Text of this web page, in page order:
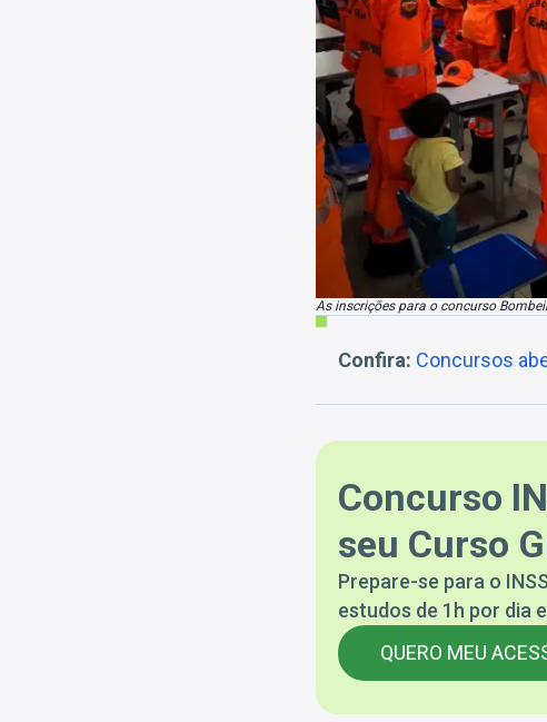
As inscrições para o concurso
Confira: Concursos
Concurso
seu Curso
Prepare-se para o
estudos de 1h por dia
QUERO MEU